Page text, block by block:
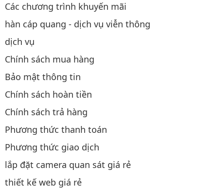
Các chương trình khuyến mãi
hàn cáp quang - dịch vụ viễn thông
dịch vụ
Chính sách mua hàng
Bảo mật thông tin
Chính sách hoàn tiền
Chính sách trả hàng
Phương thức thanh toán
Phương thức giao dịch
lắp đặt camera quan sát giá rẻ
thiết kế web giá rẻ